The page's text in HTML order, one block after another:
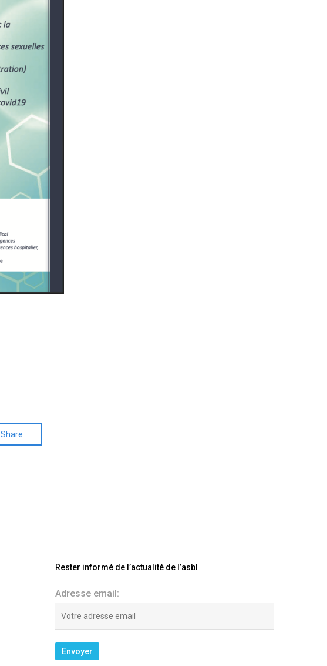
Share
Rester informé de l’actualité de l’asbl
Adresse email: